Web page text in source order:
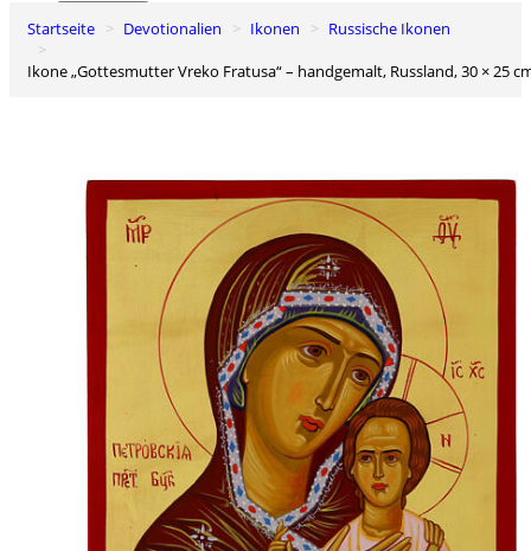
0
Startseite Devotionalien Ikonen
Russische Ikonen
Ikone „Gottesmutter Vreko Fratusa“ – handgemalt, Russland, 30 × 25